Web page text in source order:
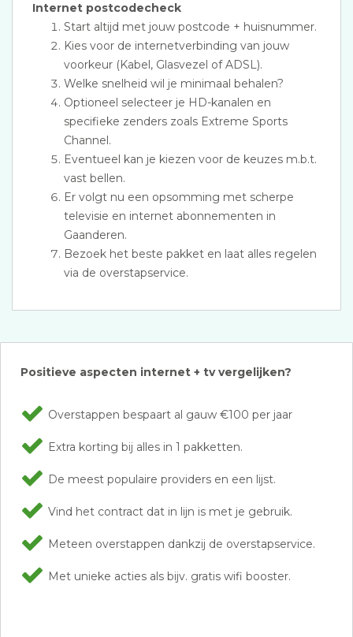
Internet postcodecheck
Start altijd met jouw postcode + huisnummer.
Kies voor de internetverbinding van jouw
voorkeur (Kabel, Glasvezel of ADSL).
Welke snelheid wil je minimaal behalen?
Optioneel selecteer je HD-kanalen en
specifieke zenders zoals Extreme Sports
Channel.
Eventueel kan je kiezen voor de keuzes m.b.t.
vast bellen.
Er volgt nu een opsomming met scherpe
televisie en internet abonnementen in
Gaanderen.
Bezoek het beste pakket en laat alles regelen
via de overstapservice.
Positieve aspecten internet + tv vergelijken?
Overstappen bespaart al gauw €100 per jaar
Extra korting bij alles in 1 pakketten.
De meest populaire providers en een lijst.
Vind het contract dat in lijn is met je gebruik.
Meteen overstappen dankzij de overstapservice.
Met unieke acties als bijv. gratis wifi booster.